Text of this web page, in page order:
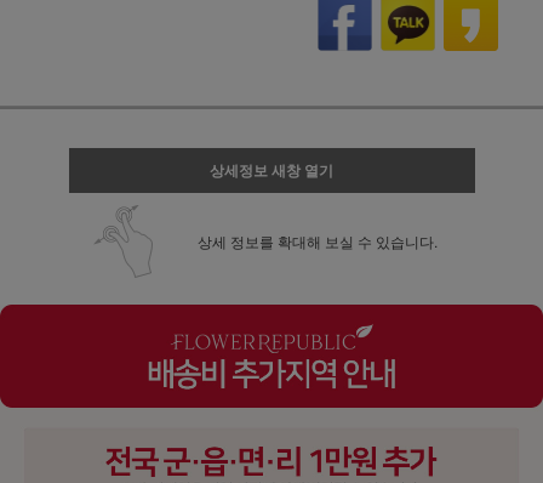
상세정보 새창 열기
상세 정보를 확대해 보실 수 있습니다.